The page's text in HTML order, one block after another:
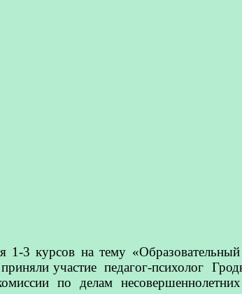
3 курсов на тему
участие педагог-психолог
по делам